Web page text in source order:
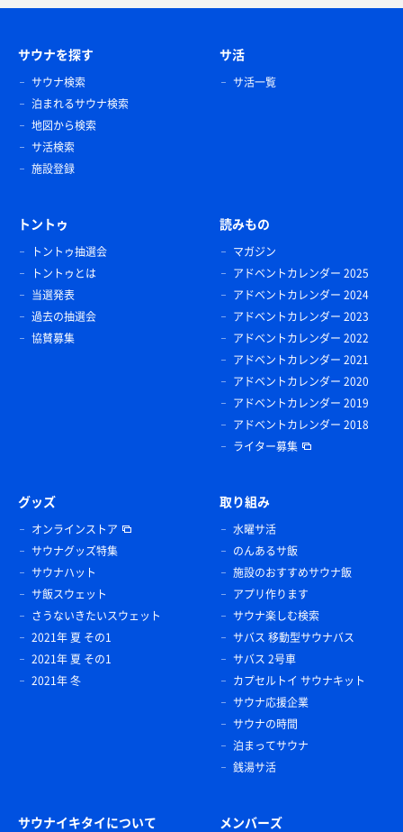
サウナを探す
サウナ検索
泊まれるサウナ検索
地図から検索
サ活検索
施設登録
サ活
サ活一覧
トントゥ
トントゥ抽選会
トントゥとは
当選発表
過去の抽選会
協賛募集
読みもの
マガジン
アドベントカレンダー 2025
アドベントカレンダー 2024
アドベントカレンダー 2023
アドベントカレンダー 2022
アドベントカレンダー 2021
アドベントカレンダー 2020
アドベントカレンダー 2019
アドベントカレンダー 2018
ライター募集
グッズ
オンラインストア
サウナグッズ特集
サウナハット
サ飯スウェット
さうないきたいスウェット
2021年 夏 その1
2021年 夏 その1
2021年 冬
取り組み
水曜サ活
のんあるサ飯
施設のおすすめサウナ飯
アプリ作ります
サウナ楽しむ検索
サバス 移動型サウナバス
サバス 2号車
カプセルトイ サウナキット
サウナ応援企業
サウナの時間
泊まってサウナ
銭湯サ活
サウナイキタイについて メンバーズ